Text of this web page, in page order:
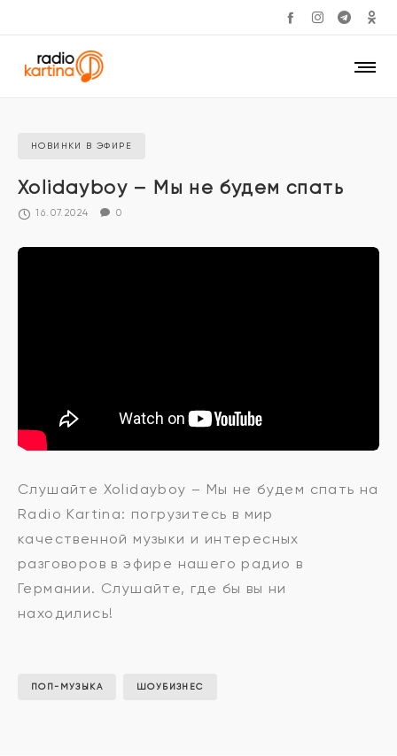
НОВИНКИ В ЭФИРЕ
Xolidayboy – Мы не будем спать
16.07.2024 0
Xolidayboy
-
Мы
Слушайте Xolidayboy – Мы не будем спать на
Radio Kartina: погрузитесь в мир
качественной музыки и интересных
разговоров в эфире нашего радио в
Германии. Слушайте, где бы вы ни
находились!
ПОП-МУЗЫКА ШОУБИЗНЕС